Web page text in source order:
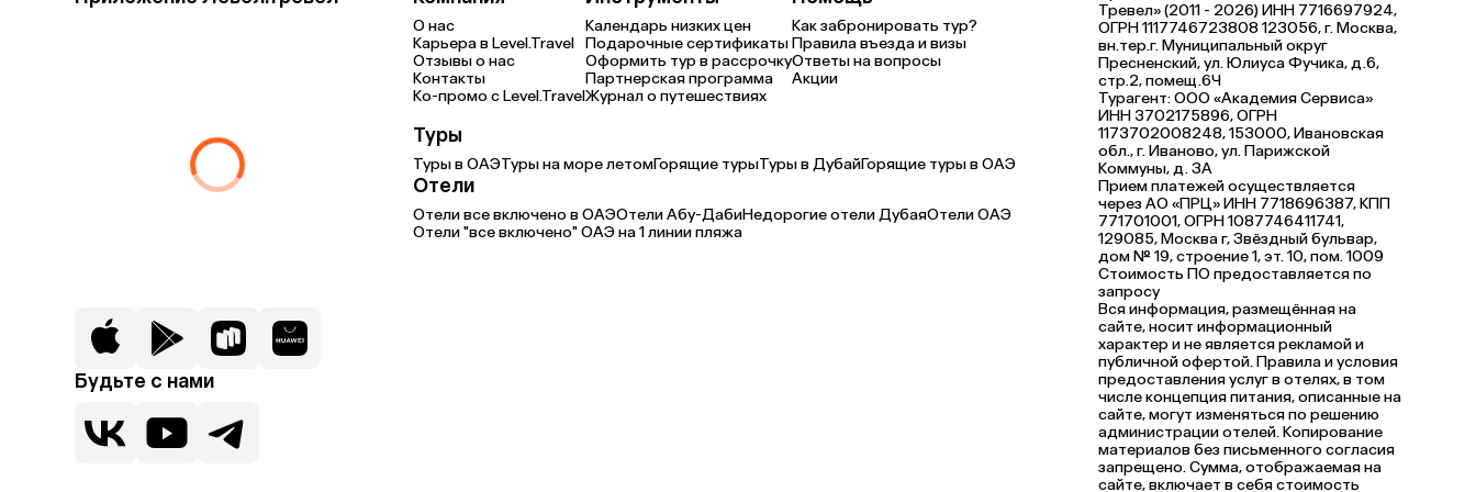
Будьте с нами
О нас
Карьера в Level.Travel
Отзывы о нас
Контакты
Ко-промо с Level.Travel
Календарь низких цен
Подарочные сертификаты
Оформить тур в рассрочку
Партнерская программа
Журнал о путешествиях
Как забронировать тур?
Правила въезда и визы
Ответы на вопросы
Акции
Туры
Туры в ОАЭТуры на море летомГорящие турыТуры в ДубайГорящие туры в ОАЭ
Отели
Отели все включено в ОАЭОтели Абу-ДабиНедорогие отели ДубаяОтели ОАЭ
Отели "все включено" ОАЭ на 1 линии пляжа
Тревел» (2011 - 2026) ИНН 7716697924,
ОГРН 1117746723808 123056, г. Москва,
вн.тер.г. Муниципальный округ
Пресненский, ул. Юлиуса Фучика, д.6,
стр.2, помещ.6Ч
Турагент: ООО «Академия Сервиса»
ИНН 3702175896, ОГРН
1173702008248, 153000, Ивановская
обл., г. Иваново, ул. Парижской
Коммуны, д. ЗА
Прием платежей осуществляется
через АО «ПРЦ» ИНН 7718696387, КПП
771701001, ОГРН 1087746411741,
129085, Москва г, Звёздный бульвар,
дом № 19, строение 1, эт. 10, пом. 1009
Стоимость ПО предоставляется по
запросу
Вся информация, размещённая на
сайте, носит информационный
характер и не является рекламой и
публичной офертой. Правила и условия
предоставления услуг в отелях, в том
числе концепция питания, описанные на
сайте, могут изменяться по решению
администрации отелей. Копирование
материалов без письменного согласия
запрещено. Сумма, отображаемая на
сайте, включает в себя стоимость